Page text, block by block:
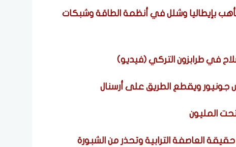
بإيطاليا وشلل في أنظمة الطاقة وشبكات
في طرابزون التركي (فيديو)
العاصفة الترابية وتحذر من الشبورة